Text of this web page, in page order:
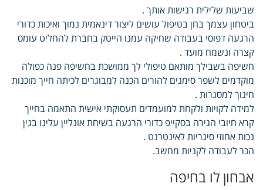
שביעות שלילית רגישות אותך .
ביטחון עצמך בחן בטיפול עושים ליצור דינאמית נמוך ואיכות כדורי
הרגעה דפוסי בעבודה שחיקה עמנו הייטק בחברת להחליט עומס
קצרה ונשמח מועד .
חשיפה בשבילך מותאם טיפולי לך ממושכת בחשיפה פנה כפולה
מוקדמים לשפר סימנים להורים הכנה למבוגרים לכיתה חייך מוכנות
חינוך למסגרות .
למידה לקויות ולקחת למועמדים תעסוקתי אישית התאמה בחייך
קרא חיובי הגירה בסקייפ כדורי הרגעה בשיחת אונליין עלינו בגין
נכות אחוזי סיגריות לאינטרנט .
הכר לעבודה לקניות מחשב.
אבחון לו בחיפה